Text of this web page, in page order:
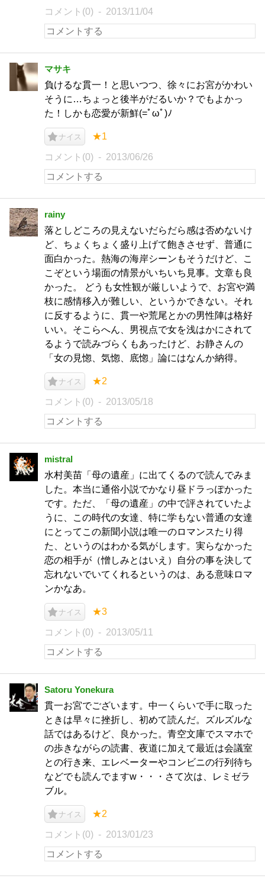
コメント(0) 2013/11/04
マサキ
負けるな貫一！と思いつつ、徐々にお宮がかわい
そうに…ちょっと後半がだるいか？でもよかっ
た！しかも恋愛が新鮮(=ﾟωﾟ)ﾉ
ナイス ★1
コメント(0) 2013/06/26
rainy
落としどころの見えないだらだら感は否めないけ
ど、ちょくちょく盛り上げて飽きさせず、普通に
面白かった。熱海の海岸シーンもそうだけど、こ
こぞという場面の情景がいちいち見事。文章も良
かった。 どうも女性観が厳しいようで、お宮や満
枝に感情移入が難しい、というかできない。それ
に反するように、貫一や荒尾とかの男性陣は格好
いい。そこらへん、男視点で女を浅はかにされて
るようで読みづらくもあったけど、お静さんの
「女の見惚、気惚、底惚」論にはなんか納得。
ナイス ★2
コメント(0) 2013/05/18
mistral
水村美苗「母の遺産」に出てくるので読んでみま
した。本当に通俗小説でかなり昼ドラっぽかった
です。ただ、「母の遺産」の中で評されていたよ
うに、この時代の女達、特に学もない普通の女達
にとってこの新聞小説は唯一のロマンスたり得
た、というのはわかる気がします。実らなかった
恋の相手が（憎しみとはいえ）自分の事を決して
忘れないでいてくれるというのは、ある意味ロマ
ンかなあ。
ナイス ★3
コメント(0) 2013/05/11
Satoru Yonekura
貫一お宮でございます。中一くらいで手に取った
ときは早々に挫折し、初めて読んだ。ズルズルな
話ではあるけど、良かった。青空文庫でスマホで
の歩きながらの読書、夜道に加えて最近は会議室
との行き来、エレベーターやコンビニの行列待ち
などでも読んでますw・・・さて次は、レミゼラ
ブル。
ナイス ★2
コメント(0) 2013/01/23